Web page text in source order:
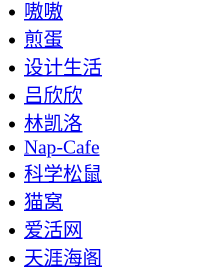
嗷嗷
煎蛋
设计生活
吕欣欣
林凯洛
Nap-Cafe
科学松鼠
猫窝
爱活网
天涯海阁